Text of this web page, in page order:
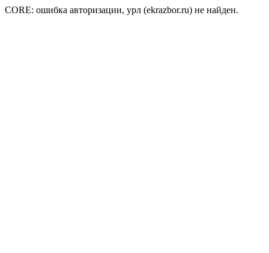
CORE: ошибка авторизации, урл (ekrazbor.ru) не найден.